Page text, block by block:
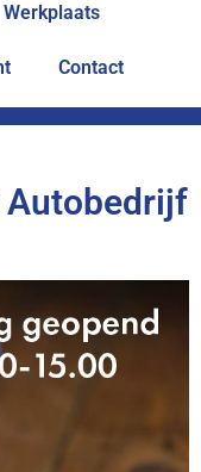
Werkplaats
Contact
Autobedrijf